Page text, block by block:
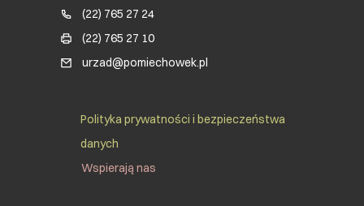
Blok kontaktowy (Footer)
(22) 765 27 24
(22) 765 27 10
urzad@pomiechowek.pl
Social Menu Footer
Polityka prywatności i bezpieczeństwa
danych
Wspierają nas